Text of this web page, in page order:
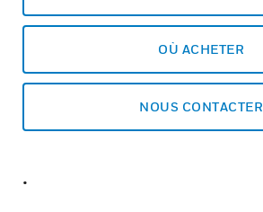
OÙ ACHETER
NOUS CONTACTER
.